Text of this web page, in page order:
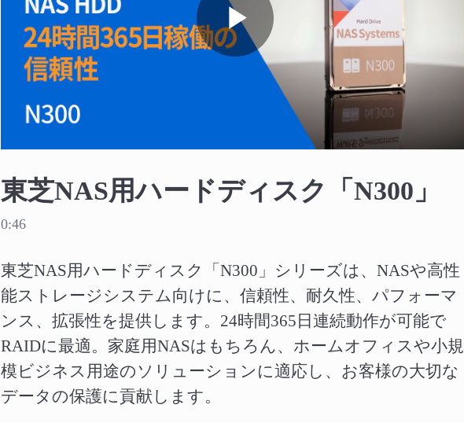
Play
Video
東芝NAS用ハードディスク「N300」
0:46
東芝NAS用ハードディスク「N300」シリーズは、NASや高性
能ストレージシステム向けに、信頼性、耐久性、パフォーマ
ンス、拡張性を提供します。24時間365日連続動作が可能で
RAIDに最適。家庭用NASはもちろん、ホームオフィスや小規
模ビジネス用途のソリューションに適応し、お客様の大切な
データの保護に貢献します。